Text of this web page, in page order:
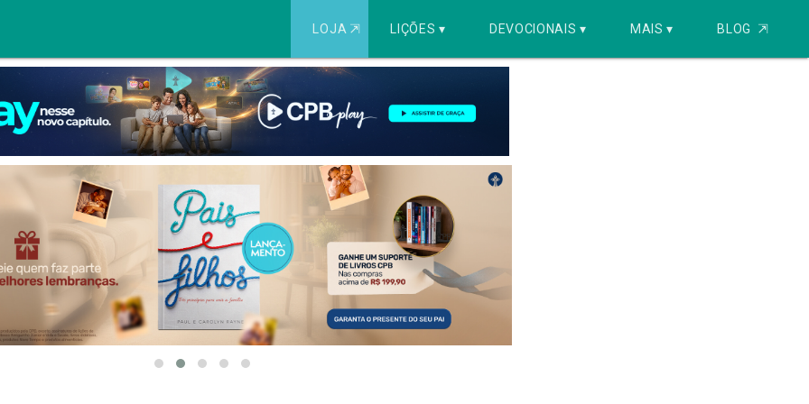
LOJA ⇱ LIÇÕES ▾ DEVOCIONAIS ▾ MAIS ▾ BLOG ⇱